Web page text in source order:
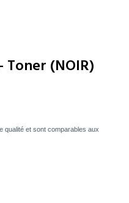
Toner (NOIR)
qualité et sont comparables aux